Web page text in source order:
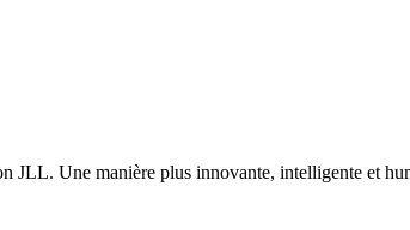
JLL. Une manière plus innovante, intelligente et